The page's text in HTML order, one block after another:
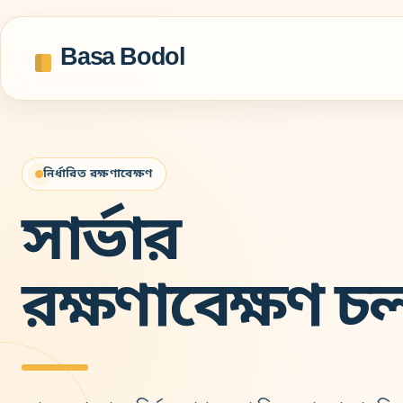
Basa Bodol
নির্ধারিত রক্ষণাবেক্ষণ
সার্ভার
রক্ষণাবেক্ষণ